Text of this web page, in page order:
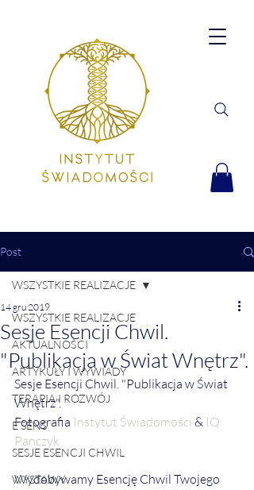
Post
WSZYSTKIE REALIZACJE
AKTUALNOŚCI
ARTYKUŁY I WYWIADY
TERAPIA I ROZWÓJ
E SENS
SESJE ESENCJI CHWIL
WYSTAWY
WSZYSTKIE REALIZACJE
Sesje Esencji Chwil.
"Publikacja w Świat Wnętrz".
14 gru 2019
Sesje Esencji Chwil. "Publikacja w Świat
Wnętrz".
Fotografia Instytut Świadomości & IQ
Panczyk
Wydobywamy Esencję Chwil Twojego